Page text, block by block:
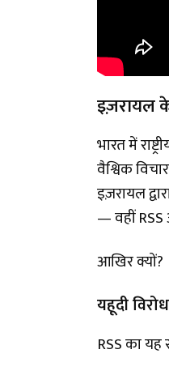
इज़रायल
भारत में
वैश्विक
इज़रायल
— वहीं
आखिर क्यों?
यहूदी
RSS का यह